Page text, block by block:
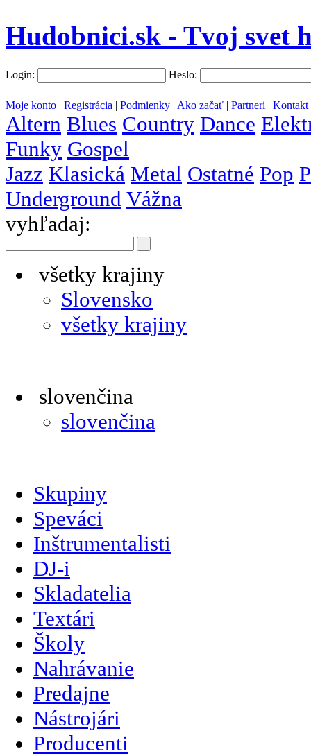
Hudobnici.sk - Tvoj svet
Login: Heslo:
Moje konto | Registrácia | Podmienky | Ako začať | Partneri | Kontakt
Altern Blues Country Dance
Funky Gospel
Jazz Klasická Metal Ostatné Pop
Underground Vážna
vyhľadaj:
všetky krajiny
Slovensko
všetky krajiny
slovenčina
slovenčina
Skupiny
Speváci
Inštrumentalisti
DJ-i
Skladatelia
Textári
Školy
Nahrávanie
Predajne
Nástrojári
Producenti